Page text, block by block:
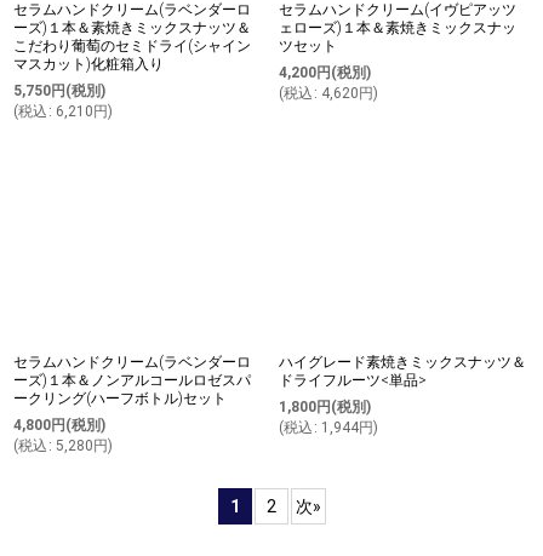
セラムハンドクリーム(ラベンダーロ
ーズ)１本＆素焼きミックスナッツ＆
こだわり葡萄のセミドライ(シャイン
マスカット)化粧箱入り
5,750円 (税別)
(税込 : 6,210 円)
セラムハンドクリーム(イヴピアッツ
ェローズ)１本＆素焼きミックスナッ
ツセット
4,200円 (税別)
(税込 : 4,620 円)
セラムハンドクリーム(ラベンダーロ
ーズ)１本＆ノンアルコールロゼスパ
ークリング(ハーフボトル)セット
4,800円 (税別)
(税込 : 5,280 円)
ハイグレード素焼きミックスナッツ＆
ドライフルーツ<単品>
1,800円 (税別)
(税込 : 1,944円)
1 2 次»